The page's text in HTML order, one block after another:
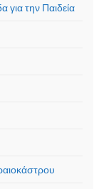
για την Παιδεία